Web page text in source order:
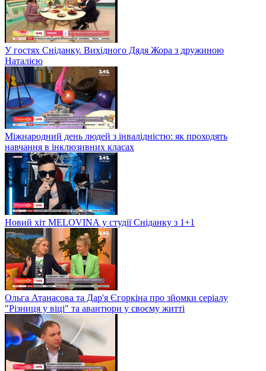
У гостях Сніданку. Вихідного Дядя Жора з дружиною
Наталією
Міжнародний день людей з інвалідністю: як проходять
навчання в інклюзивних класах
Новий хіт MELOVINА у студії Сніданку з 1+1
Ольга Атанасова та Дар'я Єгоркіна про зйомки серіалу
"Різниця у віці" та авантюри у своєму житті